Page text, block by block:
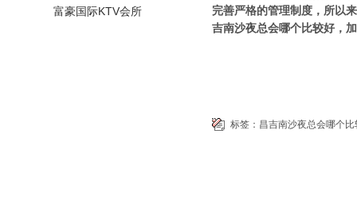
富豪国际KTV会所
完善严格的管理制度，所以
吉南沙夜总会哪个比较好，
标签： 昌吉南沙夜总会哪个比